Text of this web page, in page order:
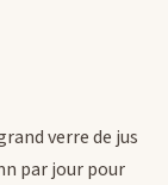
verre de jus
par jour pour